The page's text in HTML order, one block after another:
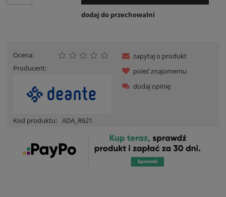
dodaj do przechowalni
Ocena:
Producent:
Kod produktu: ADA_R621
zapytaj o produkt
poleć znajomemu
dodaj opinię